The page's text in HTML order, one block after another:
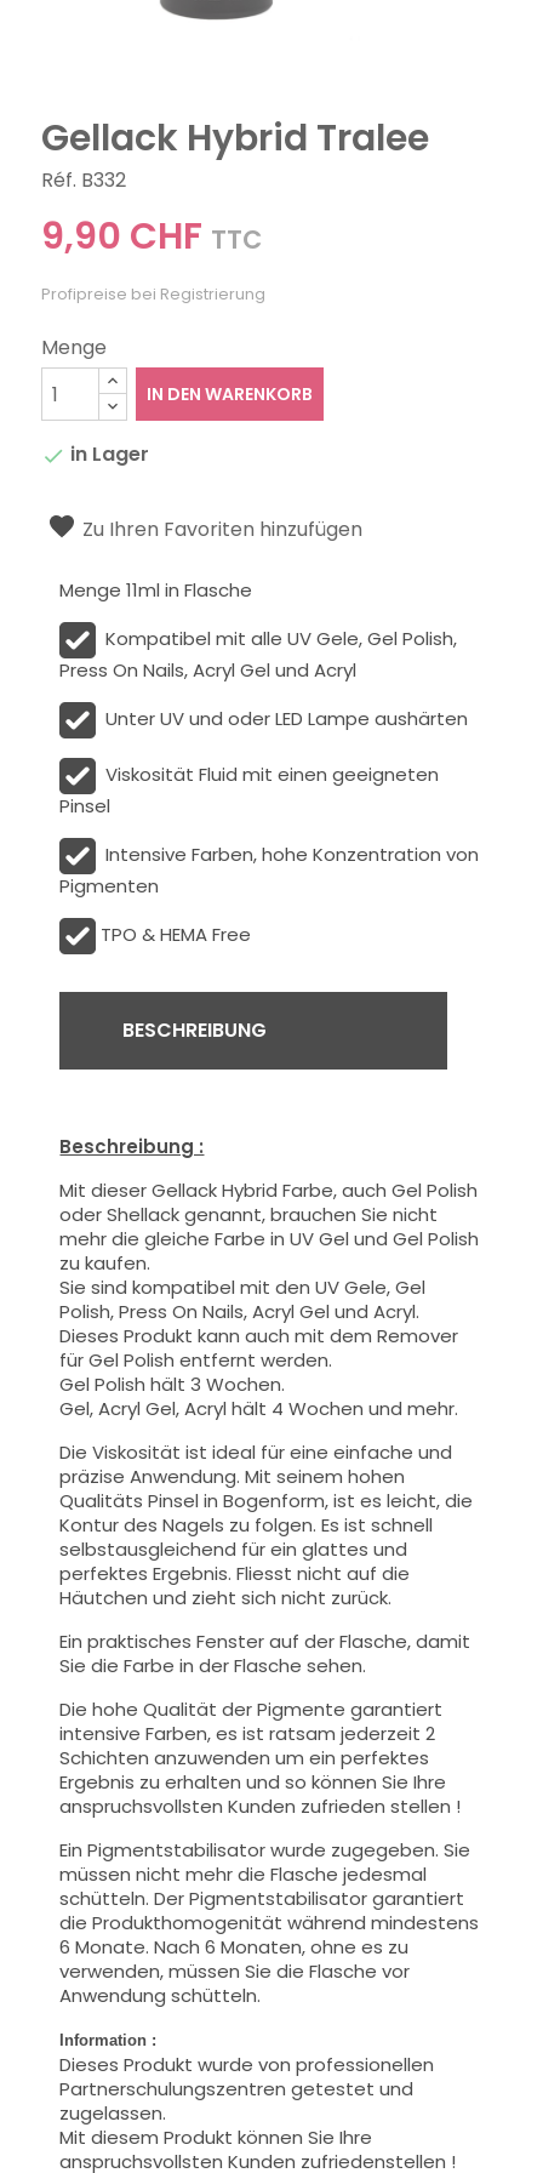
Gellack Hybrid Tralee
Réf. B332
9,90 CHF TTC
Profipreise bei Registrierung
Menge
IN DEN WARENKORB
 in Lager
Zu Ihren Favoriten hinzufügen
Menge 11ml in Flasche
Kompatibel mit alle UV Gele, Gel Polish,
Press On Nails, Acryl Gel und Acryl
Unter UV und oder LED Lampe aushärten
ViskositätFluid mit einen geeigneten
Pinsel
Intensive Farben, hohe Konzentration von
Pigmenten
TPO & HEMA Free
BESCHREIBUNG
Beschreibung :
Mit dieser Gellack Hybrid Farbe, auch Gel Polish
oder Shellack genannt, brauchen Sie nicht
mehr die gleiche Farbe in UV Gel und Gel Polish
zu kaufen.
Sie sind kompatibel mit den UV Gele, Gel
Polish, Press On Nails, Acryl Gel und Acryl.
Dieses Produkt kann auch mit dem Remover
für Gel Polish entfernt werden.
Gel Polish hält 3 Wochen.
Gel, Acryl Gel, Acryl hält 4 Wochen und mehr.
Die Viskosität ist ideal für eine einfache und
präzise Anwendung.Mit seinem hohen
QualitätsPinsel in Bogenform, ist es leicht, die
Kontur des Nagels zu folgen. Es ist schnell
selbstausgleichend für ein glattes und
perfektes Ergebnis. Fliesst nicht auf die
Häutchen und zieht sich nicht zurück.
Ein praktisches Fenster auf der Flasche, damit
Sie die Farbe in der Flasche sehen.
Die hohe Qualität der Pigmente garantiert
intensive Farben, es ist ratsam jederzeit 2
Schichten anzuwenden um ein perfektes
Ergebnis zu erhalten und so können Sie Ihre
anspruchsvollsten Kunden zufrieden stellen !
Ein Pigmentstabilisator wurde zugegeben. Sie
müssen nicht mehr die Flasche jedesmal
schütteln. Der Pigmentstabilisator garantiert
die Produkthomogenität während mindestens
6 Monate. Nach 6 Monaten, ohne es zu
verwenden, müssen Sie die Flasche vor
Anwendung schütteln.
Information :
Dieses Produkt wurde von professionellen
Partnerschulungszentren getestet und
zugelassen.
Mit diesem Produkt können Sie Ihre
anspruchsvollsten Kunden zufriedenstellen !